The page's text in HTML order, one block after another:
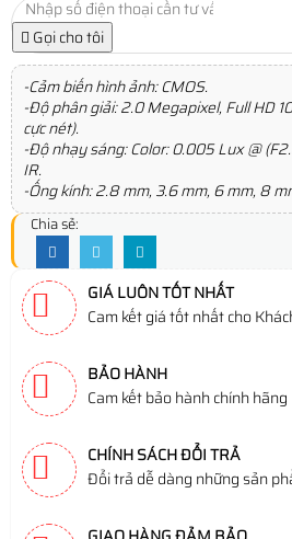
Gọi cho tôi
-Cảm biến hình ảnh: CMOS.
-Độ phân giải: 2.0 Megapixel, Full HD
cực nét).
-Độ nhạy sáng: Color: 0.005 Lux @
IR.
-Ống kính: 2.8 mm, 3.6 mm, 6 mm, 8
Chia sẻ:
GIÁ LUÔN TỐT NHẤT
Cam kết giá tốt nhất cho
BẢO HÀNH
Cam kết bảo hành chính hãng
CHÍNH SÁCH ĐỔI TRẢ
Đổi trả dễ dàng những sản